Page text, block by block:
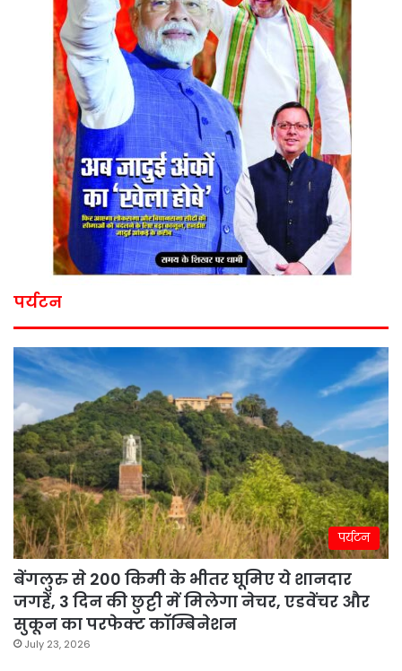
पर्यटन
पर्यटन
बेंगलुरु से 200 किमी के भीतर घूमिए ये शानदार
जगहें, 3 दिन की छुट्टी में मिलेगा नेचर, एडवेंचर और
सुकून का परफेक्ट कॉम्बिनेशन
July 23, 2026